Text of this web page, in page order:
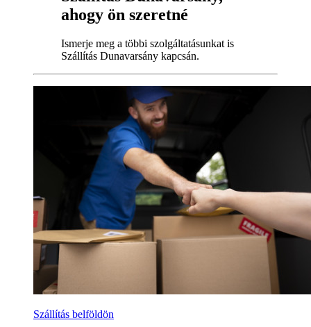
ahogy ön szeretné
Ismerje meg a többi szolgáltatásunkat is
Szállítás Dunavarsány kapcsán.
Szállítás belföldön